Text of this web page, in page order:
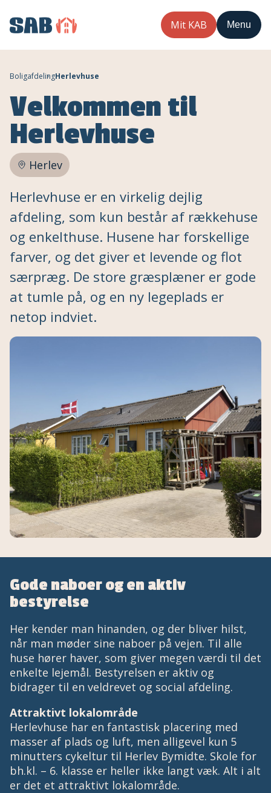
Mit KAB Menu
BoligafdelingHerlevhuse
Velkommen til
Herlevhuse
Herlev
Herlevhuse er en virkelig dejlig
afdeling, som kun består af rækkehuse
og enkelthuse. Husene har forskellige
farver, og det giver et levende og flot
særpræg. De store græsplæner er gode
at tumle på, og en ny legeplads er
netop indviet.
Gode naboer og en aktiv
bestyrelse
Her kender man hinanden, og der bliver hilst,
når man møder sine naboer på vejen. Til alle
huse hører haver, som giver megen værdi til det
enkelte lejemål. Bestyrelsen er aktiv og
bidrager til en veldrevet og social afdeling.
Attraktivt lokalområde
Herlevhuse har en fantastisk placering med
masser af plads og luft, men alligevel kun 5
minutters cykeltur til Herlev Bymidte. Skole for
bh.kl. – 6. klasse er heller ikke langt væk. Alt i alt
er det et attraktivt lokalområde.